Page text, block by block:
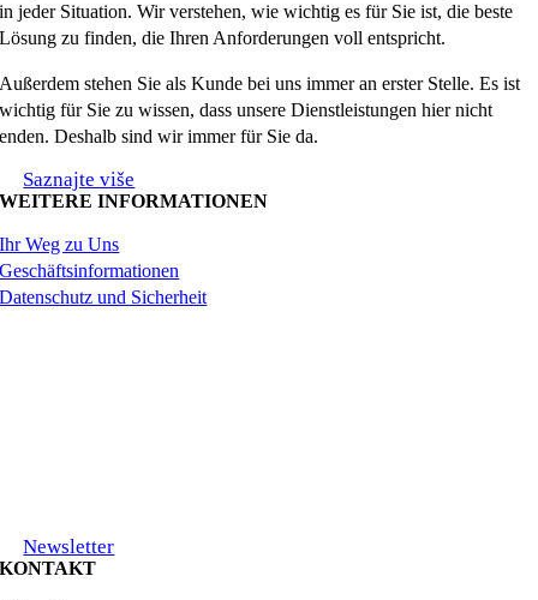
in jeder Situation. Wir verstehen, wie wichtig es für Sie ist, die beste
Lösung zu finden, die Ihren Anforderungen voll entspricht.
Außerdem stehen Sie als Kunde bei uns immer an erster Stelle. Es ist
wichtig für Sie zu wissen, dass unsere Dienstleistungen hier nicht
enden. Deshalb sind wir immer für Sie da.
Saznajte više
WEITERE INFORMATIONEN
Ihr Weg zu Uns
Geschäftsinformationen
Datenschutz und Sicherheit
Newsletter
KONTAKT